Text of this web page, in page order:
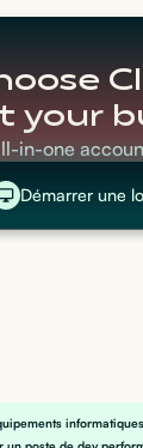
your
in-one
Démarrer une
informatiques